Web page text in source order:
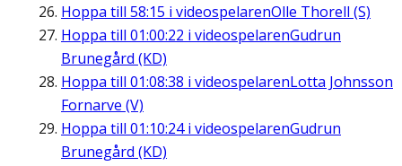
Hoppa till 58:15 i videospelarenOlle Thorell (S)
Hoppa till 01:00:22 i videospelarenGudrun
Brunegård (KD)
Hoppa till 01:08:38 i videospelarenLotta Johnsson
Fornarve (V)
Hoppa till 01:10:24i videospelarenGudrun
Brunegård (KD)